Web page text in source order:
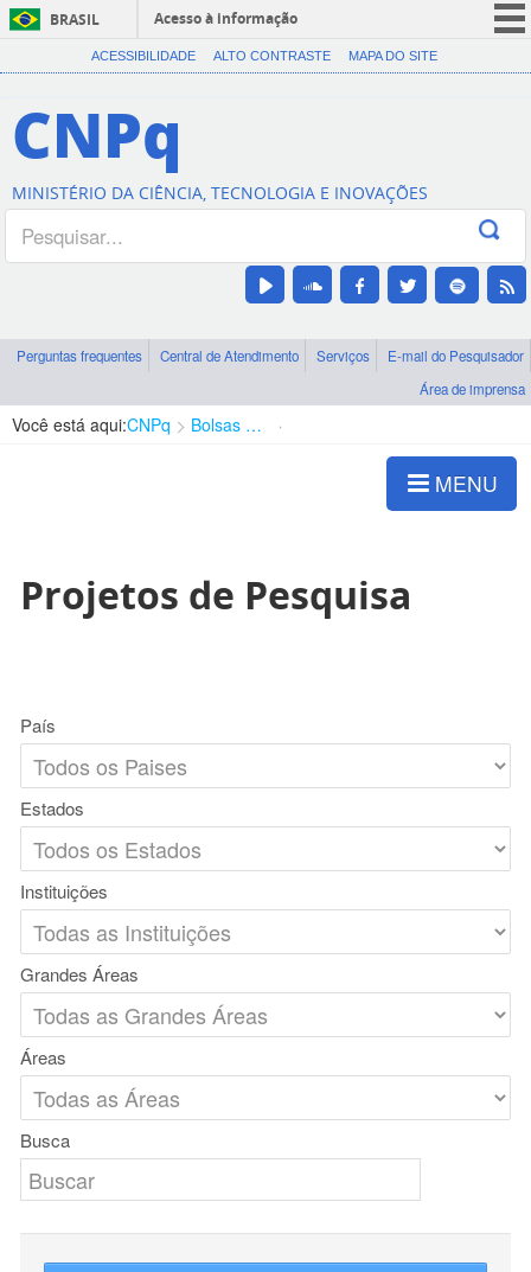
BRASIL
Acesso à informação
CORONAVÍRUS (COVID-19)
Canais
ACESSIBILIDADE ALTO CONTRASTE MAPA DO SITE
CNPq
MINISTÉRIO DA CIÊNCIA, TECNOLOGIA E INOVAÇÕES
Perguntas frequentes Central de Atendimento Serviços
E-mail do Pesquisador
Área de imprensa
Você está aqui:CNPq Bolsas e Auxílios Vigentes
MENU
Projetos de Pesquisa
País
Estados
Instituições
Grandes Áreas
Áreas
Busca